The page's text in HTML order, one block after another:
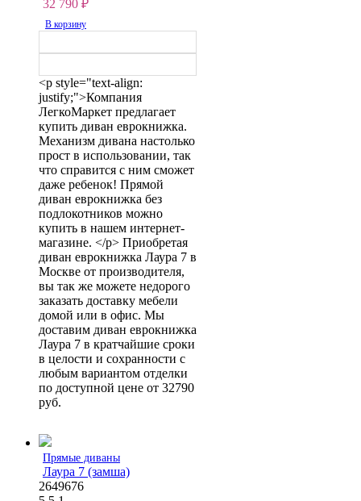
32 790 ₽
В корзину
<p style="text-align:
justify;">Компания
ЛегкоМаркет предлагает
купить диван еврокнижка.
Механизм дивана настолько
прост в использовании, так
что справится с ним сможет
даже ребенок! Прямой
диван еврокнижка без
подлокотников можно
купить в нашем интернет-
магазине. </p> Приобретая
диван еврокнижка Лаура 7 в
Москве от производителя,
вы так же можете недорого
заказать доставку мебели
домой или в офис. Мы
доставим диван еврокнижка
Лаура 7 в кратчайшие сроки
в целости и сохранности с
любым вариантом отделки
по доступной цене от 32790
руб.
Прямые диваны
Лаура 7 (замша)
2649676